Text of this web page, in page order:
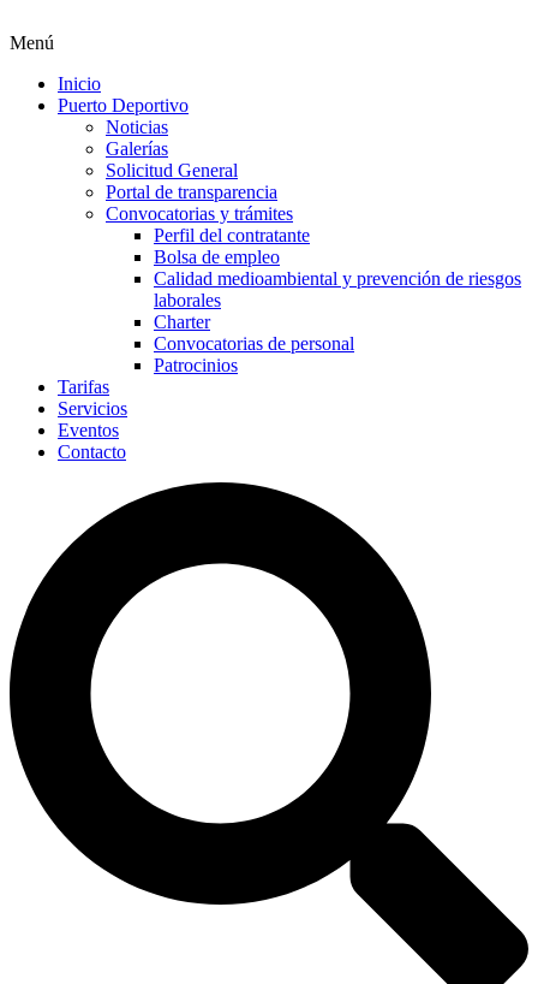
Menú
Inicio
Puerto Deportivo
Noticias
Galerías
Solicitud General
Portal de transparencia
Convocatorias y trámites
Perfil del contratante
Bolsa de empleo
Calidad medioambiental y prevención de riesgos
laborales
Charter
Convocatorias de personal
Patrocinios
Tarifas
Servicios
Eventos
Contacto